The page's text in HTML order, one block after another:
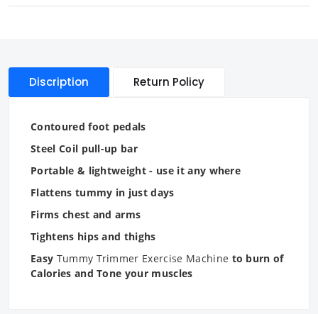
Discription Return Policy
Contoured foot pedals
Steel Coil pull-up bar
Portable & lightweight - use it any where
Flattens tummy in just days
Firms chest and arms
Tightens hips and thighs
Easy Tummy Trimmer Exercise Machine to burn of
Calories and Tone your muscles